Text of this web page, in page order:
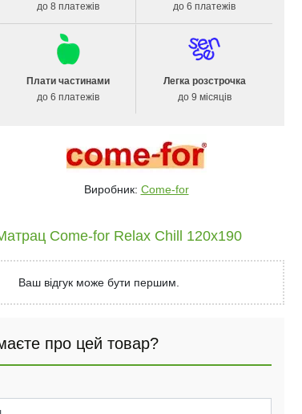
до 8 платежів
до 6 платежів
Плати частинами
до 6 платежів
Легка розстрочка
до 9 місяців
Виробник: Come-for
Come-for Relax Chill 120x190
Ваш відгук може бути першим.
про цей товар?